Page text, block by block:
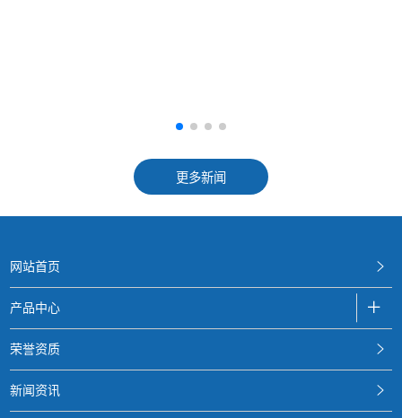
更多新闻
网站首页
产品中心
荣誉资质
新闻资讯